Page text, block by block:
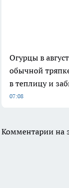
Огурцы в
обычной
в теплицу и
07:08
Комментарии на